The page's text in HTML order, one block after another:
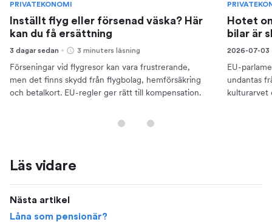
PRIVATEKONOMI
Inställt flyg eller försenad väska? Här
kan du få ersättning
3 dagar sedan 3 minuters läsning
Förseningar vid flygresor kan vara frustrerande,
men det finns skydd från flygbolag, hemförsäkring
och betalkort. EU-regler ger rätt till kompensation.
Hotet
bilar är
2026-07-03
EU-
undantas
kulturarvet
Läs vidare
Nästa artikel
Låna som pensionär?